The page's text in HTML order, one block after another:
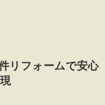
リフォームで安心